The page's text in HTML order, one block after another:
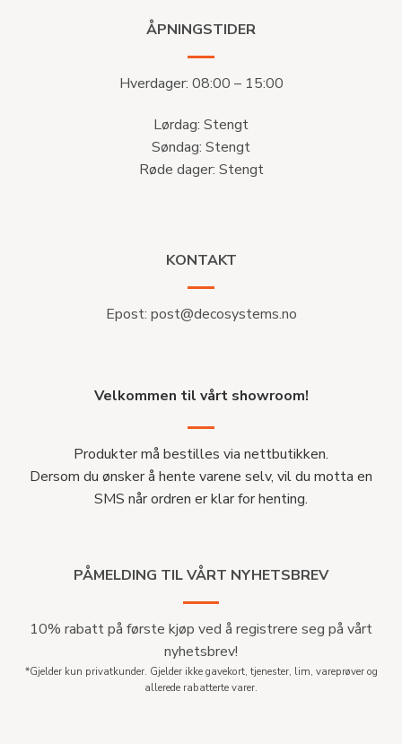
ÅPNINGSTIDER
Hverdager: 08:00 – 15:00
Lørdag: Stengt
Søndag: Stengt
Røde dager: Stengt
KONTAKT
Epost: post@decosystems.no
Velkommen til vårt showroom!
Produkter må bestilles via nettbutikken.
Dersom du ønsker å hente varene selv, vil du motta en
SMS når ordren er klar for henting.
PÅMELDING TIL VÅRT NYHETSBREV
10% rabatt på første kjøp ved å registrere seg på vårt
nyhetsbrev!
*Gjelder kun privatkunder. Gjelder ikke gavekort, tjenester, lim, vareprøver og
allerede rabatterte varer.